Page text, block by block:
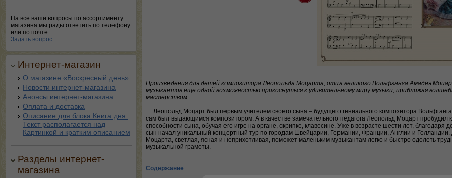
На все ваши вопросы по ассортименту
магазина мы рады ответить по телефону
или по почте.
Задать вопрос
Интернет-магазин
О магазине «Воскресный день»
Новости интернет-магазина
Анонсы интернет-магазина
Оплата и доставка
Описание для блока Книга дня.
Текст располагается над
Картинкой и кратким описанием
Разделы интернет-
магазина
Произведения для детей композитора Леопольда Моцарта, отца великого Вольфганга Амадея
музыкантов еще одной возможностью прикоснуться к удивительному миру музыки, приближая
мастерством.
Леопольд Моцарт был первым учителем своего сына – будущего гениального композитора
сам был выдающимся композитором. А в качестве замечательного педагога Леопольд Моцарт пробудил
способности сына, обучая его игре на органе, скрипке, клавесине. Уже в возрасте шести лет, благодаря
сын начал уникальный концертный тур по городам Швейцарии, Германии, Франции, Англии и
Моцарта, светлая, ясная и неприхотливая, поможет маленьким музыкантам легко и быстро одолеть
музыкальной грамоты.
Содержание